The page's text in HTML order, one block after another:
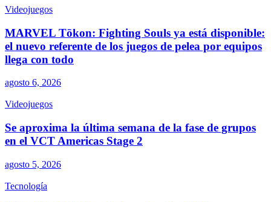
Videojuegos
MARVEL Tōkon: Fighting Souls ya está disponible:
el nuevo referente de los juegos de pelea por equipos
llega con todo
agosto 6, 2026
Videojuegos
Se aproxima la última semana de la fase de grupos
en el VCT Americas Stage 2
agosto 5, 2026
Tecnología